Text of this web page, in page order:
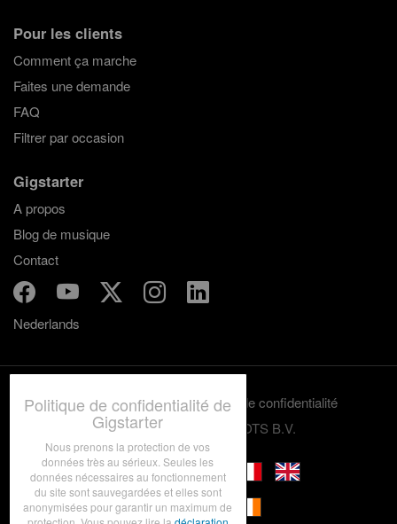
Pour les clients
Comment ça marche
Faites une demande
FAQ
Filtrer par occasion
Gigstarter
A propos
Blog de musique
Contact
Nederlands
Termes et conditions
Politique de confidentialité
© 2012-2026 GRASSROOTS B.V.
Politique de confidentialité de
Gigstarter
Nous prenons la protection de vos
données très au sérieux. Seules les
données nécessaires au fonctionnement
du site sont sauvegardées et elles sont
anonymisées pour garantir un maximum de